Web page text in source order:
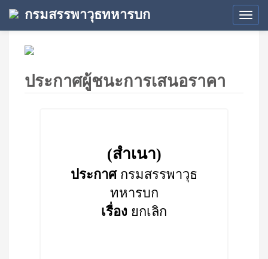
กรมสรรพาวุธทหารบก
ประกาศผู้ชนะการเสนอราคา
(สำเนา)
ประกาศกรมสรรพาวุธ
ทหารบก
เรื่อง ยกเลิก